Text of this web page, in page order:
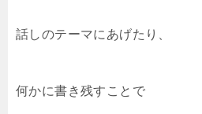
話しのテーマにあげたり、
何かに書き残すことで